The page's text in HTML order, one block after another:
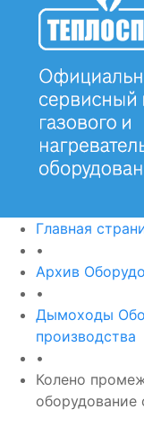
Главная
•
Архив
•
Дымоходы
производства
•
Колено
оборудование